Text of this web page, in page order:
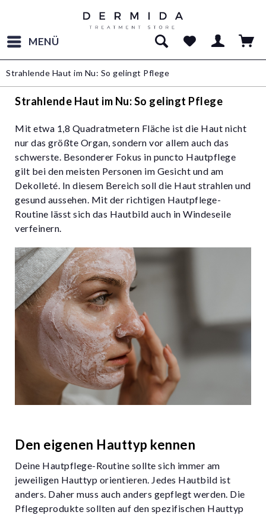
MENÜ
Strahlende Haut im Nu: So gelingt Pflege
Strahlende Haut im Nu: So gelingt Pflege
Mit etwa 1,8 Quadratmetern Fläche ist die Haut nicht
nur das größte Organ, sondern vor allem auch das
schwerste. Besonderer Fokus in puncto Hautpflege
gilt bei den meisten Personen im Gesicht und am
Dekolleté. In diesem Bereich soll die Haut strahlen und
gesund aussehen. Mit der richtigen Hautpflege-
Routine lässt sich das Hautbild auch in Windeseile
verfeinern.
Den eigenen Hauttyp kennen
Deine Hautpflege-Routine sollte sich immer am
jeweiligen Hauttyp orientieren. Jedes Hautbild ist
anders. Daher muss auch anders gepflegt werden. Die
Pflegeprodukte sollten auf den spezifischen Hauttyp